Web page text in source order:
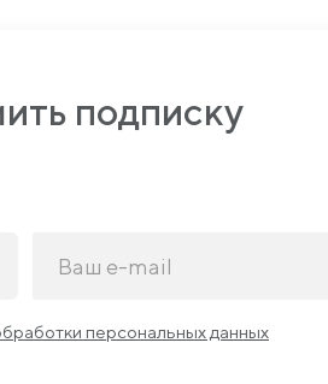
подписку
персональных данных